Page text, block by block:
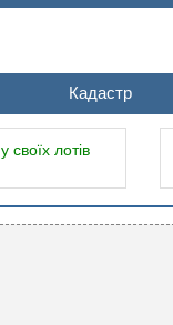
Кадастр
своїх лотів